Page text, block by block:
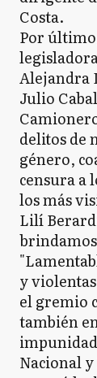
Costa.
Por
Alejandra
Julio
delitos de
género,
censura a
los más
Lilí
y
el gremio
también
Nacional